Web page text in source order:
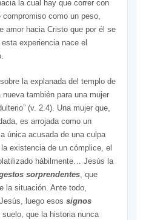
la cual hay que correr con
como un peso,
amor hacia Cristo que por él se
experiencia nace el
la explanada del templo de
también para una mujer
(v. 2.4). Una mujer que,
es arrojada como un
única acusada de una culpa
existencia de un cómplice, el
hábilmente… Jesús la
sorprendentes, que
la situación. Ante todo,
luego esos signos
que la historia nunca